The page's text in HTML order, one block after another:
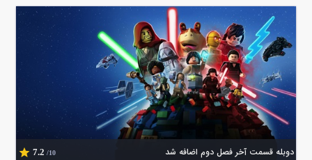
دوبله قسمت آخر فصل دوم اضافه شد 7.2 /10